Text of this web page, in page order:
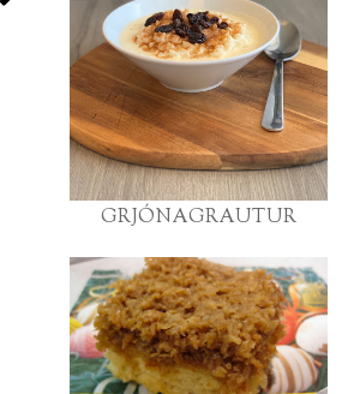
GRJÓNAGRAUTUR